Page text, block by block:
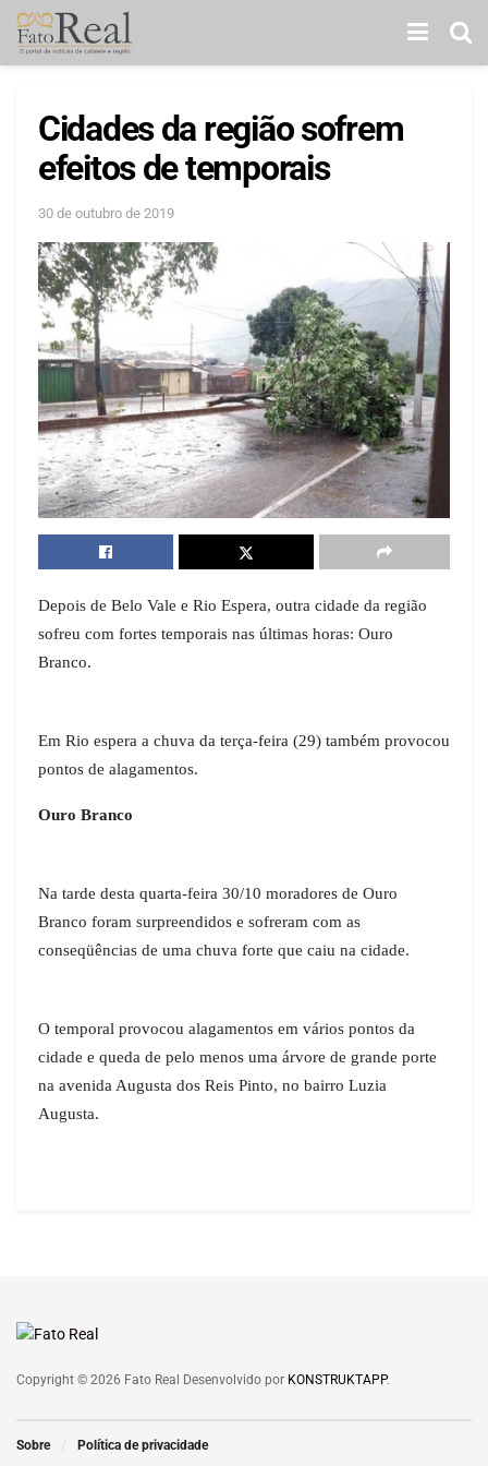
Cidades da região sofrem
efeitos de temporais
30 de outubro de 2019
Depois de Belo Vale e Rio Espera, outra cidade da região
sofreu com fortes temporais nas últimas horas: Ouro
Branco.
Em Rio espera a chuva da terça-feira (29) também provocou
pontos de alagamentos.
Ouro Branco
Na tarde desta quarta-feira 30/10 moradores de Ouro
Branco foram surpreendidos e sofreram com as
conseqüências de uma chuva forte que caiu na cidade.
O temporal provocou alagamentos em vários pontos da
cidade e queda de pelo menos uma árvore de grande porte
na avenida Augusta dos Reis Pinto, no bairro Luzia
Augusta.
Copyright © 2026 Fato Real Desenvolvido por KONSTRUKTAPP.
Sobre Política de privacidade